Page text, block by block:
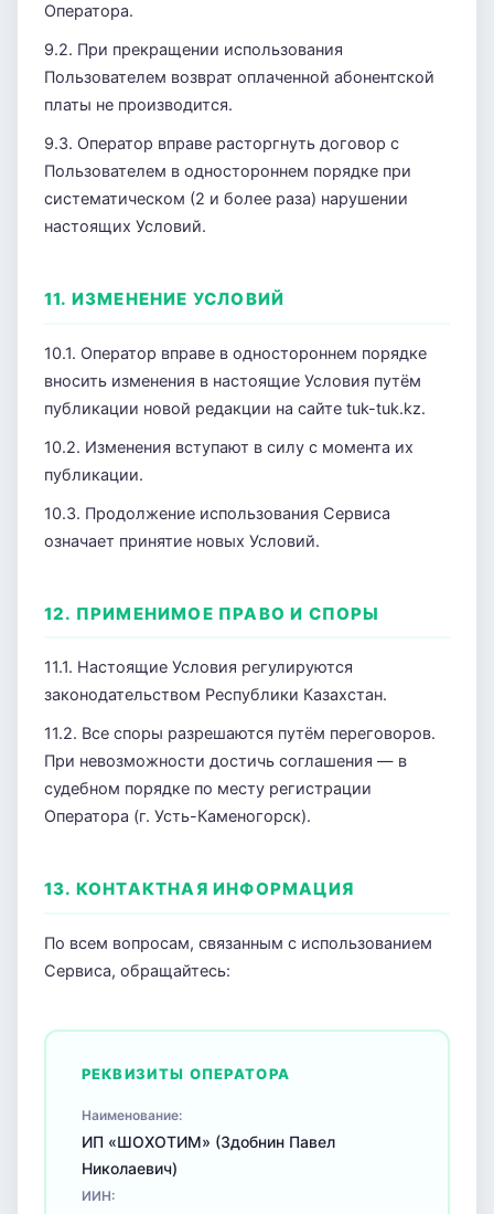
Оператора.
9.2. При прекращении использования
Пользователем возврат оплаченной абонентской
платы не производится.
9.3. Оператор вправе расторгнуть договор с
Пользователем в одностороннем порядке при
систематическом (2 и более раза) нарушении
настоящих Условий.
11. ИЗМЕНЕНИЕ УСЛОВИЙ
10.1. Оператор вправе в одностороннем порядке
вносить изменения в настоящие Условия путём
публикации новой редакции на сайте tuk-tuk.kz.
10.2. Изменения вступают в силу с момента их
публикации.
10.3. Продолжение использования Сервиса
означает принятие новых Условий.
12. ПРИМЕНИМОЕ ПРАВО И СПОРЫ
11.1. Настоящие Условия регулируются
законодательством Республики Казахстан.
11.2. Все споры разрешаются путём переговоров.
При невозможности достичь соглашения — в
судебном порядке по месту регистрации
Оператора (г. Усть-Каменогорск).
13. КОНТАКТНАЯ ИНФОРМАЦИЯ
По всем вопросам, связанным с использованием
Сервиса, обращайтесь:
РЕКВИЗИТЫ ОПЕРАТОРА
Наименование:
ИП «ШОХОТИМ» (Здобнин Павел
Николаевич)
ИИН: